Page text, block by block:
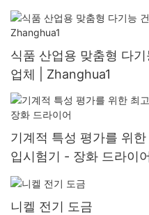
식품 산업용 맞춤형 다
업체 | Zhanghua1
기계적 특성 평가를 위
입시험기 - 장화 드라이어
니켈 전기 도금